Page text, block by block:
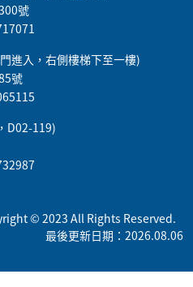
號
進入，右側樓梯下至一樓)
號
D02-119)
© 2023 All Rights Reserved.
最後更新日期：2026.08.06